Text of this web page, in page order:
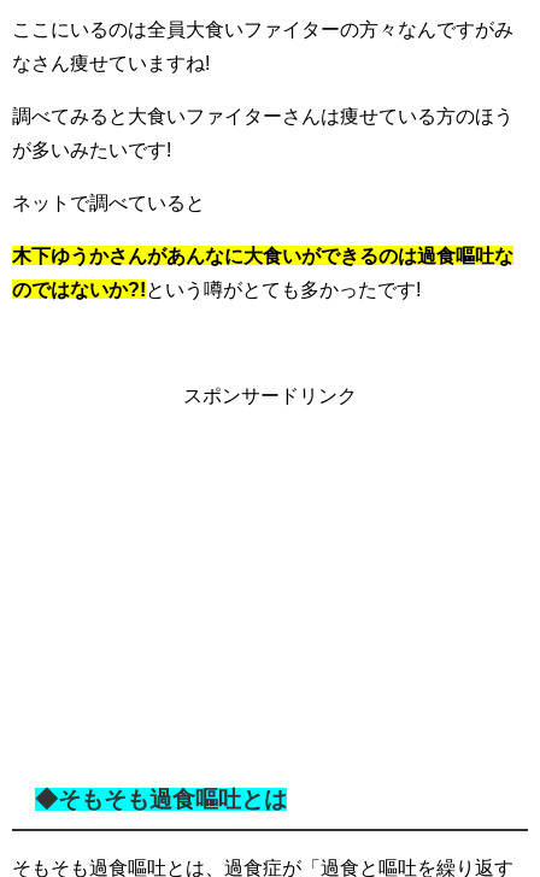
ここにいるのは全員大食いファイターの方々なんですがみ
なさん痩せていますね!
調べてみると大食いファイターさんは痩せている方のほう
が多いみたいです!
ネットで調べていると
木下ゆうかさんがあんなに大食いができるのは過食嘔吐な
のではないか?! という噂がとても多かったです!
スポンサードリンク
◆そもそも過食嘔吐とは
そもそも過食嘔吐とは、過食症が「過食と嘔吐を繰り返す